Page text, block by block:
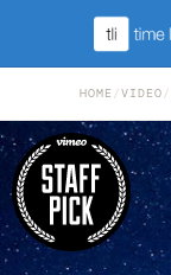
HOME /VIDEO /